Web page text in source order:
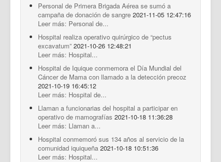
Personal de Primera Brigada Aérea se sumó a
campaña de donación de sangre 2021-11-05 12:47:16
Leer más: Personal de...
Hospital realiza operativo quirúrgico de “pectus
excavatum” 2021-10-26 12:48:21
Leer más: Hospital...
Hospital de Iquique conmemora el Día Mundial del
Cáncer de Mama con llamado a la detección precoz
2021-10-19 16:45:12
Leer más: Hospital de...
Llaman a funcionarias del hospital a participar en
operativo de mamografías 2021-10-18 11:36:28
Leer más: Llaman a...
Hospital conmemoró sus 134 años al servicio de la
comunidad iquiqueña 2021-10-18 10:51:36
Leer más: Hospital...